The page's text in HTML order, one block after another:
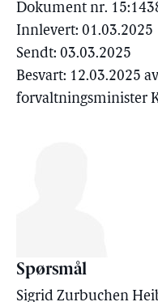
Dokument nr.
Innlevert: 01.03.2025
Sendt: 03.03.2025
Besvart: 12.03.2025
forvaltningsminister
Spørsmål
Sigrid Zurbuchen